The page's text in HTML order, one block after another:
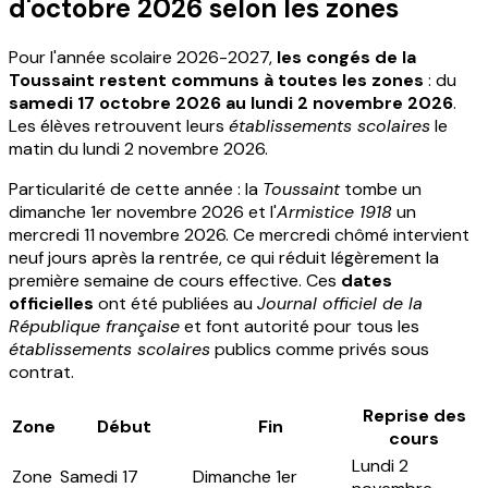
d'octobre 2026 selon les zones
Pour l'année scolaire 2026-2027, les congés de la
Toussaint restent communs à toutes les zones : du
samedi 17 octobre 2026 au lundi 2 novembre 2026.
Les élèves retrouvent leurs établissements scolairesle
matin du lundi 2 novembre 2026.
Particularité de cette année : la Toussainttombe un
dimanche 1er novembre 2026 et l'Armistice 1918un
mercredi 11 novembre 2026. Ce mercredi chômé intervient
neuf jours après la rentrée, ce qui réduit légèrement la
première semaine de cours effective. Ces dates
officielles ont été publiées auJournal officiel de la
République françaiseet font autorité pour tous les
établissements scolairespublics comme privés sous
contrat.
Zone Début Fin
Reprise des
cours
Zone Samedi 17 Dimanche 1er
Lundi 2